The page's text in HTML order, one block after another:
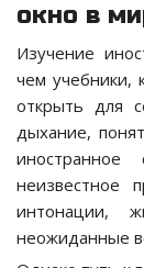
окно в
Изучение
чем учебники,
открыть для
дыхание,
неизвестное
интонации,
неожиданные